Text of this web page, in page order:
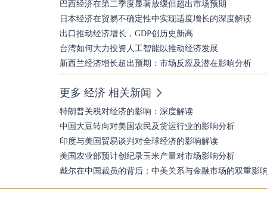
巴西经济在第二季度显著放缓但超出市场预期
日本经济在贸易不确定性中实现适度增长的深度解读
出口推动经济增长，GDP创历史新高
台湾如何大力投资人工智能以推动经济发展
新西兰经济增长超出预期：市场反应及潜在影响分析
更多 经济 相关新闻
特朗普关税对经济的影响：深度解读
中国大豆转向对美国农民及货运行业的影响分析
印度与美国贸易谈判对全球经济的影响解读
美国农业部预计创纪录玉米产量对市场影响分析
戴尔在中国裁员的背后：中美关系与金融市场的双重影